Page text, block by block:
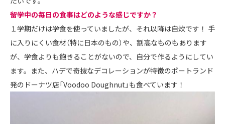
――留学中の毎日の食事はどのような感じですか？
１学期だけは学食を使っていましたが、それ以降は自炊です！ 手
に入りにくい食材（特に日本のもの）や、割高なものもあります
が、学食よりも飽きることがないので、自分で作るようにしてい
ます。また、ハデで奇抜なデコレーションが特徴のポートランド
発のドーナツ店「Voodoo Doughnut」も食べています！